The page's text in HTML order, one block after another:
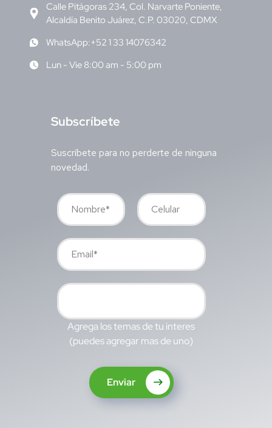
Calle Pitágoras 234, Col. Narvarte Poniente,
Alcaldía Benito Juárez, C.P. 03020, CDMX
WhatsApp:+52 1 33 14076342
Lun - Vie 8:00 am - 5:00 pm
Subscríbete
Suscríbete para no perderte de ninguna
novedad.
Agrega los temas de tu interes
(puedes agregar mas de uno)
Enviar